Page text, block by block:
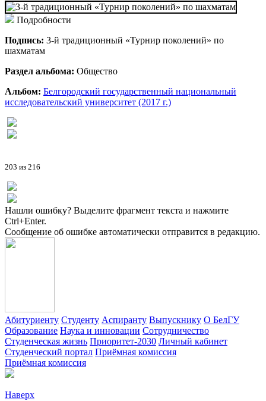
Подробности
Подпись: 3-й традиционный «Турнир поколений» по
шахматам
Раздел альбома: Общество
Альбом: Белгородский государственный национальный
исследовательский университет (2017 г.)
203 из 216
Нашли ошибку? Выделите фрагмент текста и нажмите
Ctrl+Enter.
Сообщение об ошибке автоматически отправится в редакцию.
Абитуриенту Студенту Аспиранту Выпускнику О БелГУ
Образование Наука и инновации Сотрудничество
Студенческая жизнь Приоритет-2030 Личный кабинет
Студенческий портал Приёмная комиссия
Приёмная комиссия
Наверх